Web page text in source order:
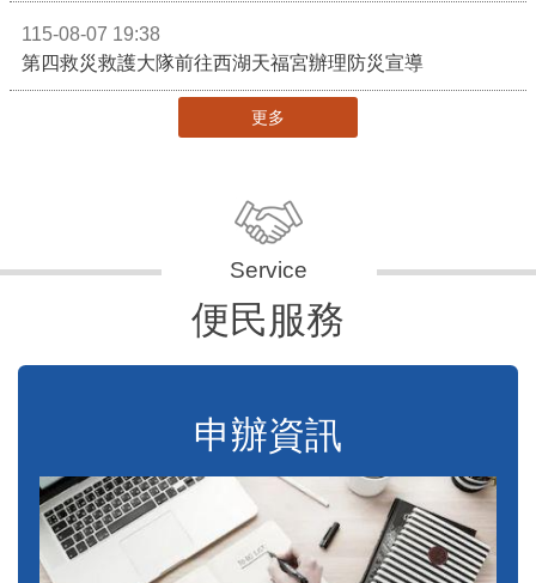
115-08-07 19:38
第四救災救護大隊前往西湖天福宮辦理防災宣導
更多
便民服務
申辦資訊